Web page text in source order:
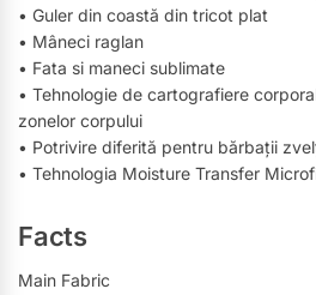
• Guler din coastă din tricot plat
• Mâneci raglan
• Fata si maneci sublimate
• Tehnologie de cartografiere
zonelor corpului
• Potrivire diferită pentru bărbații
• Tehnologia Moisture Transfer
Facts
Main Fabric